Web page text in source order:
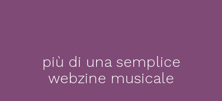
più di una semplice
webzine musicale